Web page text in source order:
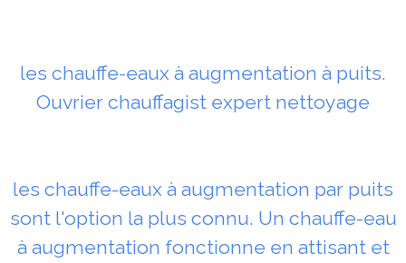
les chauffe-eaux à augmentation à puits.
Ouvrier chauffagist expert nettoyage
les chauffe-eaux à augmentation par puits
sont l'option la plus connu. Un chauffe-eau
à augmentation fonctionne en attisant et